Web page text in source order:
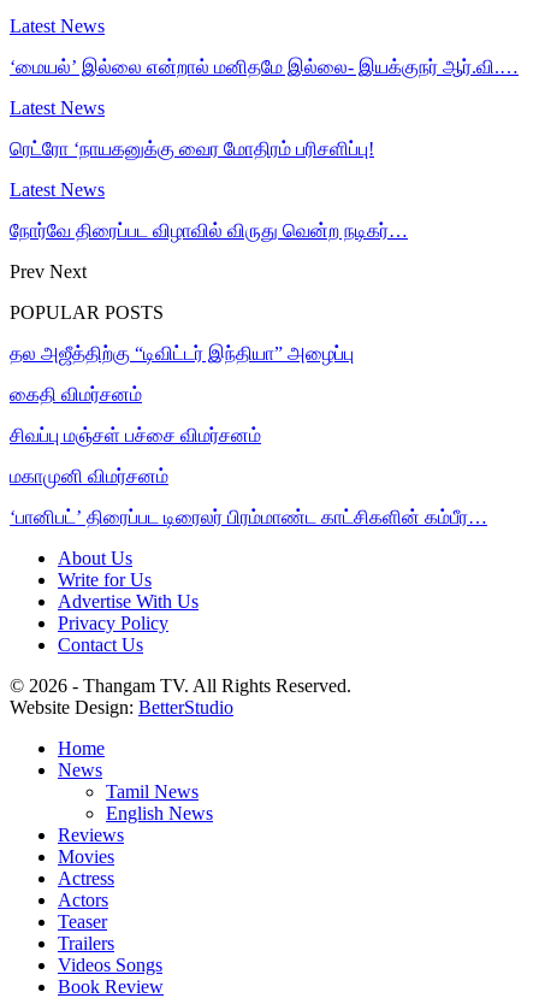
Latest News
‘மையல்’ இல்லை என்றால் மனிதமே இல்லை- இயக்குநர் ஆர்.வி.…
Latest News
ரெட்ரோ ‘நாயகனுக்கு வைர மோதிரம் பரிசளிப்பு!
Latest News
நோர்வே திரைப்பட விழாவில் விருது வென்ற நடிகர்…
Prev Next
POPULAR POSTS
தல அஜீத்திற்கு “டிவிட்டர் இந்தியா” அழைப்பு
கைதி விமர்சனம்
சிவப்பு மஞ்சள் பச்சை விமர்சனம்
மகாமுனி விமர்சனம்
‘பானிபட்’ திரைப்பட டிரைலர் பிரம்மாண்ட காட்சிகளின் கம்பீர…
About Us
Write for Us
Advertise With Us
Privacy Policy
Contact Us
© 2026 - Thangam TV. All Rights Reserved.
Website Design: BetterStudio
Home
News
Tamil News
English News
Reviews
Movies
Actress
Actors
Teaser
Trailers
Videos Songs
Book Review